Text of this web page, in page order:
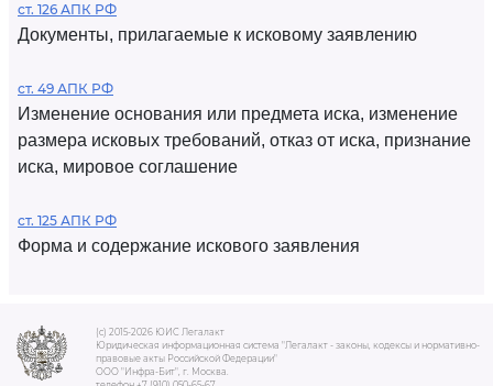
ст. 126 АПК РФ
Документы, прилагаемые к исковому заявлению
ст. 49 АПК РФ
Изменение основания или предмета иска, изменение
размера исковых требований, отказ от иска, признание
иска, мировое соглашение
ст. 125 АПК РФ
Форма и содержание искового заявления
(c) 2015-2026 ЮИС Легалакт
Юридическая информационная система "Легалакт - законы, кодексы и нормативно-
правовые акты Российской Федерации"
ООО "Инфра-Бит", г. Москва.